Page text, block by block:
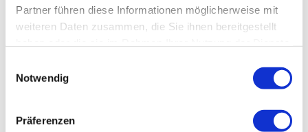
Partner führen diese Informationen möglicherweise mit
weiteren Daten zusammen, die Sie ihnen bereitgestellt
Notwendig
Präferenzen
Kategorien
Health Tips